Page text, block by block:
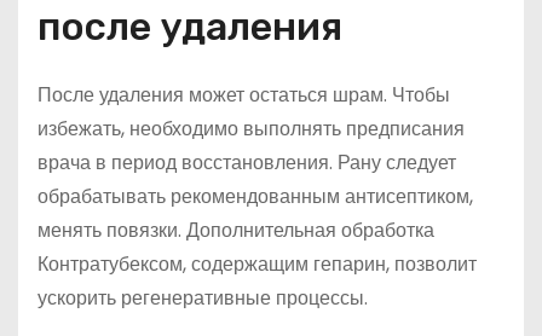
после удаления
После удаления может остаться шрам. Чтобы
избежать, необходимо выполнять предписания
врача в период восстановления. Рану следует
обрабатывать рекомендованным антисептиком,
менять повязки. Дополнительная обработка
Контратубексом, содержащим гепарин, позволит
ускорить регенеративные процессы.